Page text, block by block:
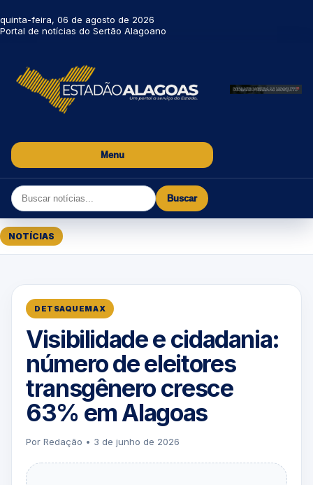
quinta-feira, 06 de agosto de 2026
Portal de notícias do Sertão Alagoano
Menu
Buscar
NOTÍCIAS
DETSAQUEMAX
Visibilidade e cidadania:
número de eleitores
transgênero cresce
63% em Alagoas
Por Redação • 3 de junho de 2026